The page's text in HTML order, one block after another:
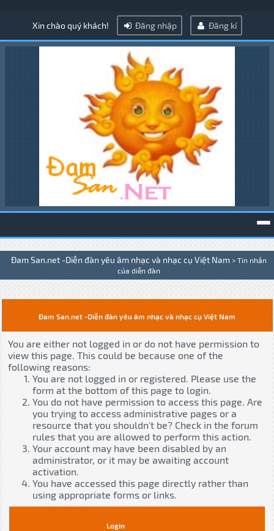
Xin chào quý khách! Đăng nhập Đăng kí
Đam San.net -Diễn đàn yêu âm nhạc và nhạc cụ Việt Nam > Tin nhắn
của diễn đàn
Đam San.net -Diễn đàn yêu âm nhạc và nhạc cụ Việt Nam
You are either not logged in or do not have permission to
view this page. This could be because one of the
following reasons:
You are not logged in or registered. Please use the
form at the bottom of this page to login.
You do not have permission to access this page. Are
you trying to access administrative pages or a
resource that you shouldn't be? Check in the forum
rules that you are allowed to perform this action.
Your account may have been disabled by an
administrator, or it may be awaiting account
activation.
You have accessed this page directly rather than
using appropriate forms or links.
Login